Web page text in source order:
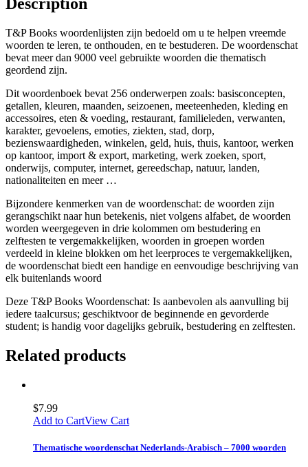
T&P Books woordenlijsten zijn bedoeld om u te helpen vreemde
woorden te leren, te onthouden, en te bestuderen. De woordenschat
bevat meer dan 9000 veel gebruikte woorden die thematisch
geordend zijn.
Dit woordenboek bevat 256 onderwerpen zoals: basisconcepten,
getallen, kleuren, maanden, seizoenen, meeteenheden, kleding en
accessoires, eten & voeding, restaurant, familieleden, verwanten,
karakter, gevoelens, emoties, ziekten, stad, dorp,
bezienswaardigheden, winkelen, geld, huis, thuis, kantoor, werken
op kantoor, import & export, marketing, werk zoeken, sport,
onderwijs, computer, internet, gereedschap, natuur, landen,
nationaliteiten en meer …
Bijzondere kenmerken van de woordenschat: de woorden zijn
gerangschikt naar hun betekenis, niet volgens alfabet, de woorden
worden weergegeven in drie kolommen om bestudering en
zelftesten te vergemakkelijken, woorden in groepen worden
verdeeld in kleine blokken om het leerproces te vergemakkelijken,
de woordenschat biedt een handige en eenvoudige beschrijving van
elk buitenlands woord
Deze T&P Books Woordenschat: Is aanbevolen als aanvulling bij
iedere taalcursus; geschiktvoor de beginnende en gevorderde
student; is handig voor dagelijks gebruik, bestudering en zelftesten.
Related products
$7.99
Add to CartView Cart
Thematische woordenschat Nederlands-Arabisch – 7000 woorden